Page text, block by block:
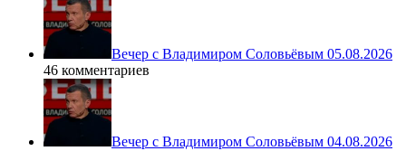
Вечер с Владимиром Соловьёвым 05.08.2026
46 комментариев
Вечер с Владимиром Соловьёвым 04.08.2026